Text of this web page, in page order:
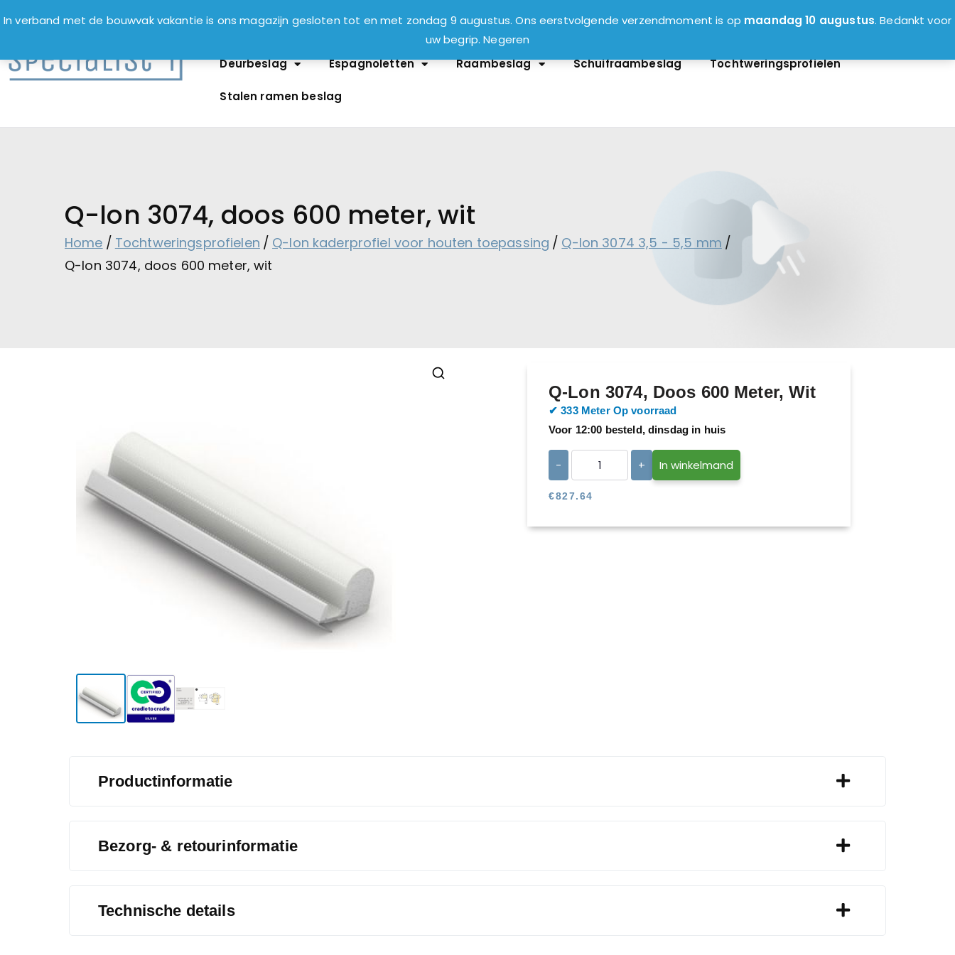
In verband met de bouwvak vakantie is ons magazijn gesloten tot en met zondag 9 augustus. Ons eerstvolgende verzendmoment is op maandag 10 augustus. Bedankt voor
uw begrip.Negeren
0
Deurbeslag Espagnoletten Raambeslag Schuifraambeslag Tochtweringsprofielen
Stalen ramen beslag
Q-lon 3074, doos 600 meter, wit
Home Tochtweringsprofielen Q-lon kaderprofiel voor houten toepassing
Q-lon 3074 3,5 - 5,5 mm
Q-lon 3074, doos 600 meter, wit
Q-Lon 3074, Doos 600 Meter, Wit
​​✔ 333 Meter Op voorraad
Voor 12:00 besteld, dinsdag in huis
- + In winkelmand
€827.64
Productinformatie
Bezorg- & retourinformatie
Technische details